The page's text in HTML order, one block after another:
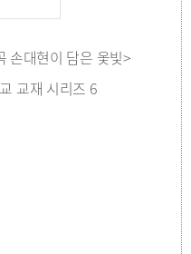
손대현이 담은 옻빛>
교재 시리즈 6